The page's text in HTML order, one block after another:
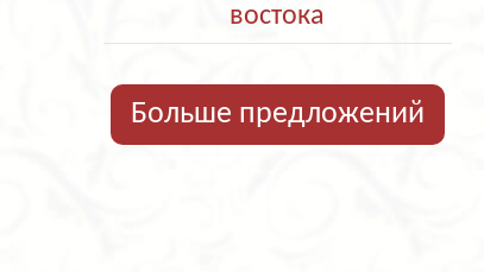
востока
Больше предложений